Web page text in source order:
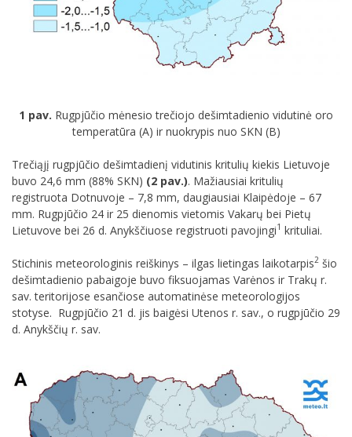
1 pav. Rugpjūčio mėnesio trečiojo dešimtadienio vidutinė oro
temperatūra (A) ir nuokrypis nuo SKN (B)
Trečiąjį rugpjūčio dešimtadienį vidutinis kritulių kiekis Lietuvoje
buvo 24,6 mm (88% SKN) (2 pav.). Mažiausiai kritulių
registruota Dotnuvoje – 7,8 mm, daugiausiai Klaipėdoje – 67
mm. Rugpjūčio 24 ir 25 dienomis vietomis Vakarų bei Pietų
Lietuvove bei 26 d. Anykščiuose registruoti pavojingi1 krituliai.
Stichinis meteorologinis reiškinys – ilgas lietingas laikotarpis2 šio
dešimtadienio pabaigoje buvo fiksuojamas Varėnos ir Trakų r.
sav. teritorijose esančiose automatinėse meteorologijos
stotyse. Rugpjūčio 21 d. jis baigėsi Utenos r. sav., o rugpjūčio 29
d. Anykščių r. sav.